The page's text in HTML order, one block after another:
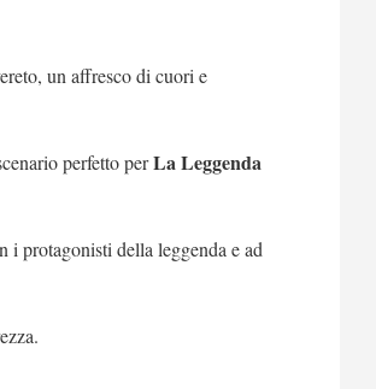
un affresco di cuori e
perfetto perLa Leggenda
i protagonisti della leggenda e ad